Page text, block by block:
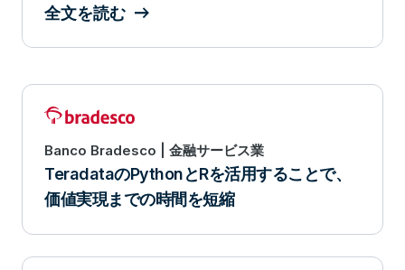
全文を読む
Banco Bradesco | 金融サービス業
TeradataのPythonとRを活用することで、
価値実現までの時間を短縮